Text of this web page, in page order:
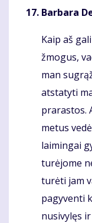
Barbara
Komentaras
Kaip aš
žmogus,
man
atstatyti
prarastos.
metus
laimingai
turėjome
turėti jam
pagyventi
nusivylęs